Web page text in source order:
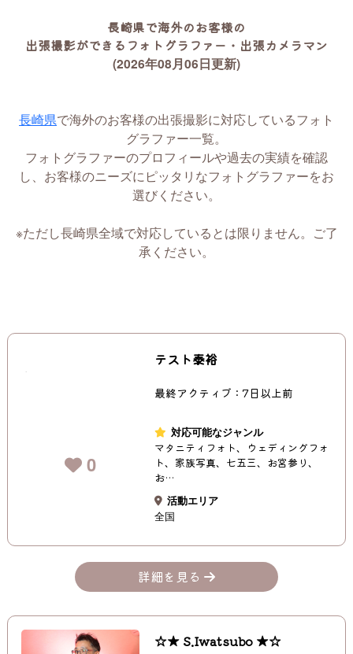
長崎県で海外のお客様の
出張撮影ができるフォトグラファー・出張カメラマン
(2026年08月06日更新)
長崎県で海外のお客様の出張撮影に対応しているフォト
グラファー一覧。
フォトグラファーのプロフィールや過去の実績を確認
し、お客様のニーズにピッタリなフォトグラファーをお
選びください。
※ただし長崎県全域で対応しているとは限りません。ご了
承ください。
0
テスト泰裕
最終アクティブ：7日以上前
対応可能なジャンル
マタニティフォト、ウェディングフォ
ト、家族写真、七五三、お宮参り、
お…
活動エリア
全国
詳細を見る
☆★ S.Iwatsubo ★☆